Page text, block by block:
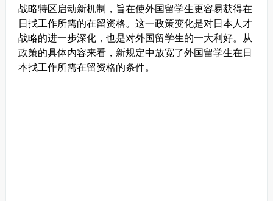
战略特区启动新机制，旨在使外国留学生更容易获得在
日找工作所需的在留资格。这一政策变化是对日本人才
战略的进一步深化，也是对外国留学生的一大利好。
从
政策的具体内容来看，新规定中放宽了外国留学生在日
本找工作所需在留资格的条件。